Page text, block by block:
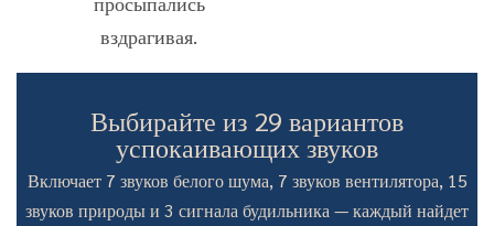
вздрагивая.
Выбирайте из 29 вариантов
успокаивающих звуков
Включает 7 звуков белого шума, 7 звуков вентилятора, 15
звуков природы и 3 сигнала будильника — каждый найдет